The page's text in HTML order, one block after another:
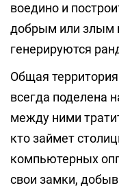
воедино и
добрым или злым
генерируются
Общая
всегда поделена
между ними
кто займет
компьютерных
свои замки,